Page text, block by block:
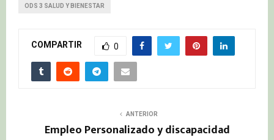
ODS 3 SALUD Y BIENESTAR
COMPARTIR 0
ANTERIOR
Empleo Personalizado y discapacidad